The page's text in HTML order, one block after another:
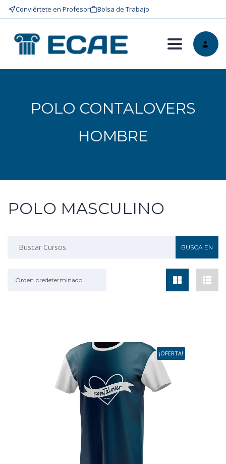
Conviértete en Profesor Bolsa de Trabajo
Toggle
POLO CONTALOVERS
HOMBRE
POLO MASCULINO
Orden predeterminado
¡OFERTA!